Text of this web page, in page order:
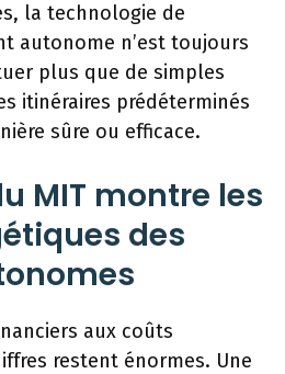
la technologie de
autonome n’est toujours
plus que de simples
itinéraires prédéterminés
sûre ou efficace.
MIT montre les
des
aux coûts
restent énormes. Une